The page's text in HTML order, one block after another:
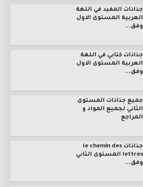
جذاذات المفيد في اللغة
العربية المستوى الاول
وفق...
جذاذات كتابي في اللغة
العربية المستوى الاول
وفق...
جميع جذاذات المستوى
الثاني لجميع المواد و
المراجع
جذاذات le chemin des
lettres المستوى الثاني
وفق...